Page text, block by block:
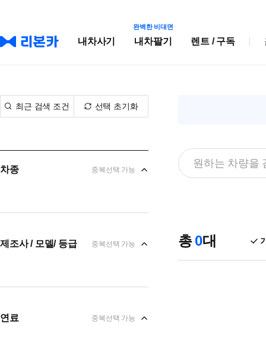
내차사기
완벽한 비대면
내차팔기 렌트 / 구독
최근 검색 조건 선택 초기화
차종 중복선택 가능
제조사 / 모델/ 등급 중복선택 가능
연료 중복선택 가능
총0대